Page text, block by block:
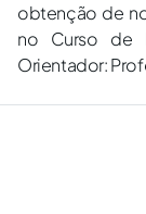
obtenção de
no Curso de
Orientador: